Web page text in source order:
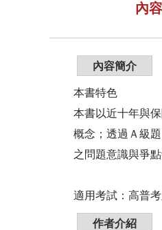
內
內容簡介
本書特色
本書以近十年與
概念；透過Ａ級
之問題意識與爭
適用考試：高普
作者介紹